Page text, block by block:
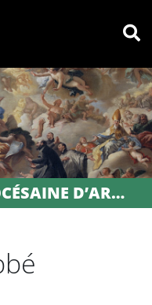
OK
COMMISSION DIOCÉSAINE D’ART SACRÉ DE PARIS